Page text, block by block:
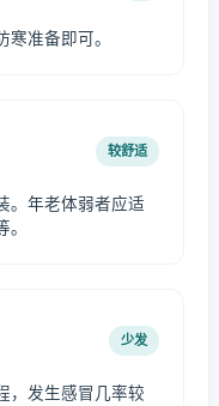
准备即可。
较舒适
。年老体弱者应适
少发
，发生感冒几率较